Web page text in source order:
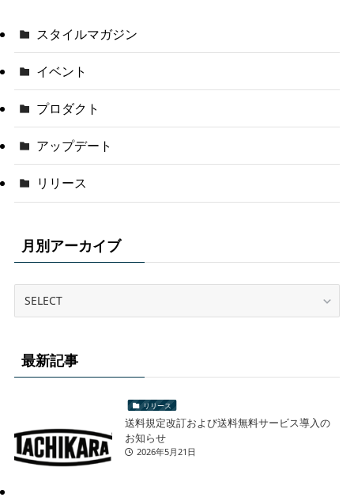
スタイルマガジン
イベント
プロダクト
アップデート
リリース
月別アーカイブ
最新記事
リリース
送料規定改訂および送料無料サービス導入の
お知らせ
2026年5月21日